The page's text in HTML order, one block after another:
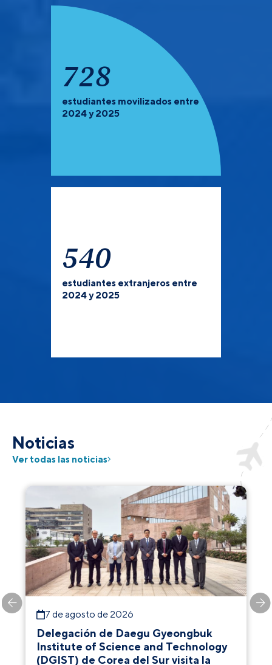
924
estudiantes movilizados entre
2024 y 2025
540
estudiantes extranjeros entre
2024 y 2025
Noticias
Ver todas las noticias
7 de agosto de 2026
Delegación de Daegu Gyeongbuk
Institute of Science and Technology
(DGIST) de Corea del Sur visita la
PREGRADO Y POSGRADO:Recuerda que debes de
verificar las universidades que tienen convocatoria